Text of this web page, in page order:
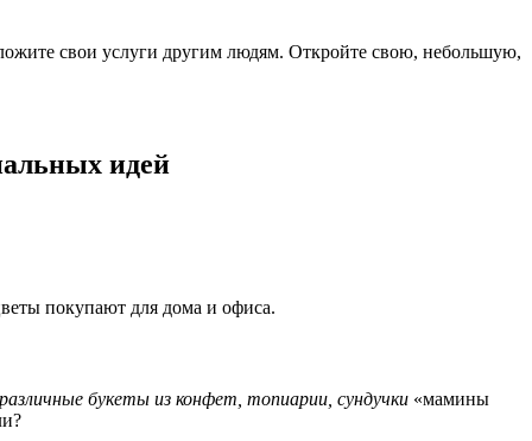
свои услуги другим людям. Откройте свою, небольшую,
идей
покупают для дома и офиса.
букеты из конфет, топиарии, сундучки «мамины